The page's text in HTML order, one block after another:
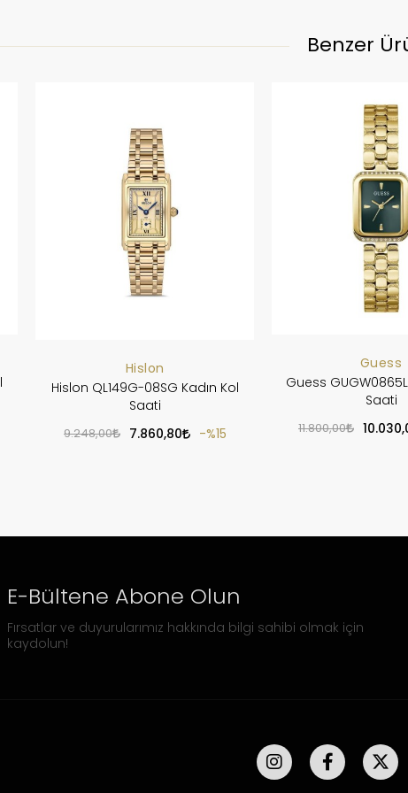
Benzer
Hislon
Hislon QL149G-08SG Kadın Kol
Saati
9.248,00 7.860,80 %15
Guess
Guess
Saati
11.800,00
E-Bültene Abone Olun
Fırsatlar ve duyurularımız hakkında bilgi sahibi olmak için
kaydolun!